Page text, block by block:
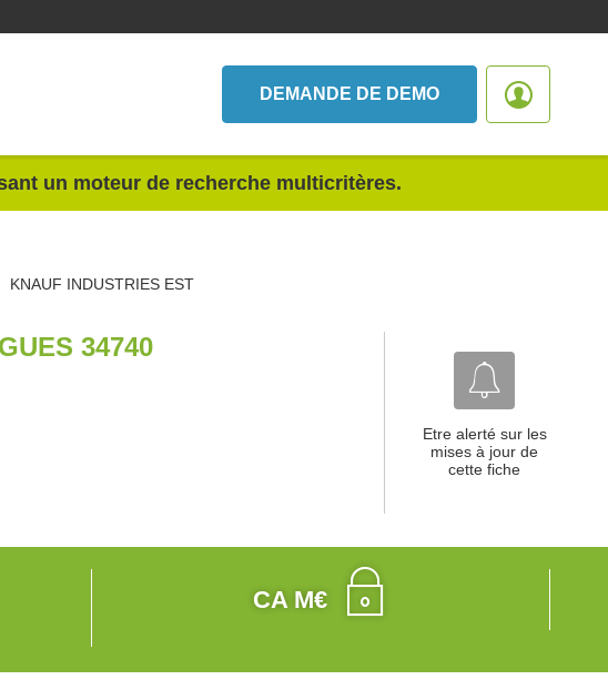
DEMANDE DE DEMO
un moteur de recherche multicritères.
KNAUF INDUSTRIES EST
34740
Etre alerté sur les
mises à jour de
cette fiche
CA M€